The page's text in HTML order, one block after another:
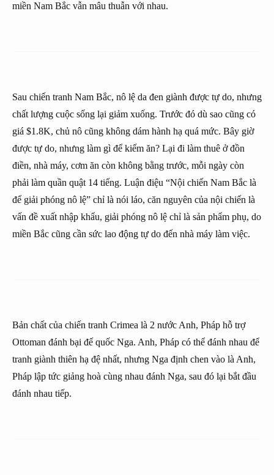
miền Nam Bắc vẫn mâu thuẫn với nhau.
Sau chiến tranh Nam Bắc, nô lệ da đen giành được tự do, nhưng
chất lượng cuộc sống lại giảm xuống. Trước đó dù sao cũng có
giá $1.8K, chủ nô cũng không dám hành hạ quá mức. Bây giờ
được tự do, nhưng làm gì để kiếm ăn? Lại đi làm thuê ở đồn
điền, nhà máy, cơm ăn còn không bằng trước, mỗi ngày còn
phải làm quần quật 14 tiếng. Luận điệu “Nội chiến Nam Bắc là
để giải phóng nô lệ” chỉ là nói láo, căn nguyên của nội chiến là
vấn đề xuất nhập khẩu, giải phóng nô lệ chỉ là sản phẩm phụ, do
miền Bắc cũng cần sức lao động tự do đến nhà máy làm việc.
Bản chất của chiến tranh Crimea là 2 nước Anh, Pháp hỗ trợ
Ottoman đánh bại đế quốc Nga. Anh, Pháp có thể đánh nhau để
tranh giành thiên hạ đệ nhất, nhưng Nga định chen vào là Anh,
Pháp lập tức giảng hoà cùng nhau đánh Nga, sau đó lại bắt đầu
đánh nhau tiếp.